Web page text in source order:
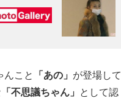
こと 「あの」 が登場して
「不思議ちゃん」
として認